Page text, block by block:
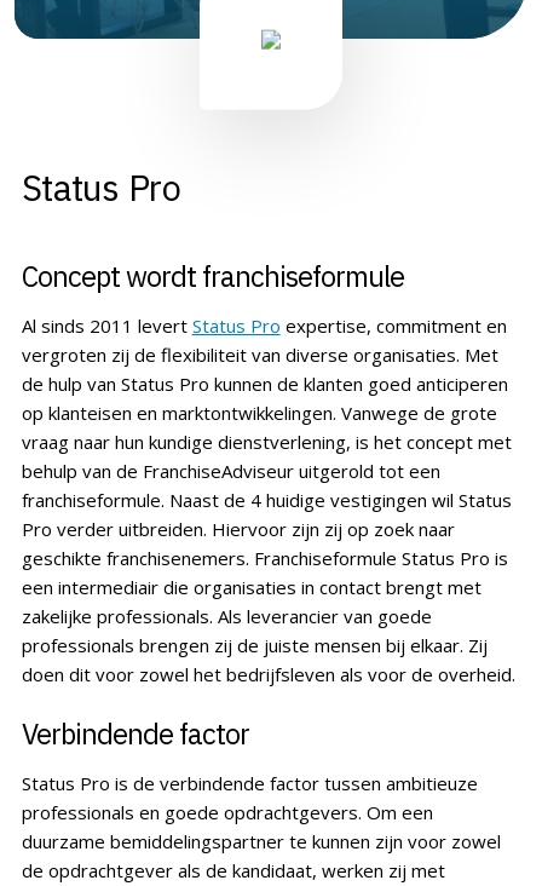
Status Pro
Concept wordt franchiseformule
Al sinds 2011 levert Status Pro expertise, commitment en
vergroten zij de flexibiliteit van diverse organisaties. Met
de hulp van Status Pro kunnen de klanten goed anticiperen
op klanteisen en marktontwikkelingen. Vanwege de grote
vraag naar hun kundige dienstverlening, is het concept met
behulp van de FranchiseAdviseur uitgerold tot een
franchiseformule. Naast de 4 huidige vestigingen wil Status
Pro verder uitbreiden. Hiervoor zijn zij op zoek naar
geschikte franchisenemers. Franchiseformule Status Pro is
een intermediair die organisaties in contact brengt met
zakelijke professionals. Als leverancier van goede
professionals brengen zij de juiste mensen bij elkaar. Zij
doen dit voor zowel het bedrijfsleven als voor de overheid.
Verbindende factor
Status Pro is de verbindende factor tussen ambitieuze
professionals en goede opdrachtgevers. Om een
duurzame bemiddelingspartner te kunnen zijn voor zowel
de opdrachtgever als de kandidaat, werken zij met